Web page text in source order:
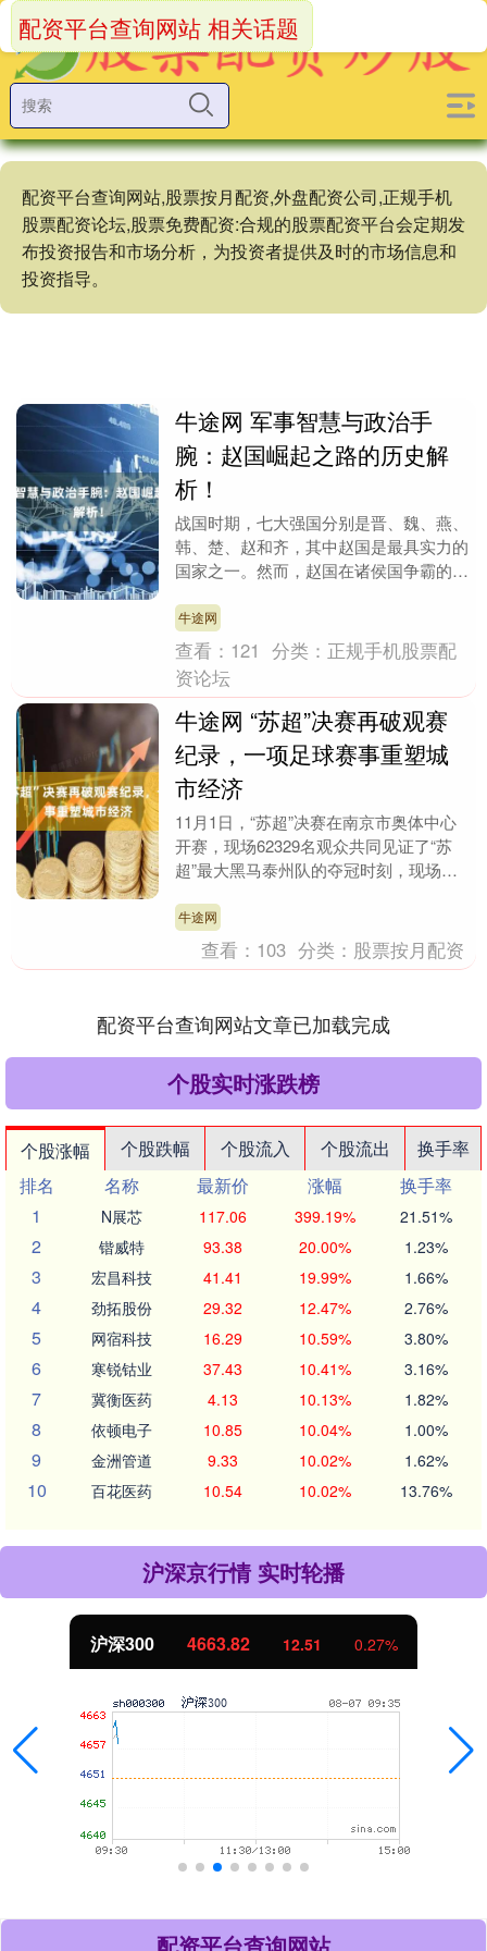
配资平台查询网站,股票按月配资,外盘配资公司,正规手机
股票配资论坛,股票免费配资:合规的股票配资平台会定期发
布投资报告和市场分析，为投资者提供及时的市场信息和
投资指导。
配资平台查询网站 相关话题
牛途网 军事智慧与政治手
腕：赵国崛起之路的历史解
析！
战国时期，七大强国分别是晋、魏、燕、
韩、楚、赵和齐，其中赵国是最具实力的
国家之一。然而，赵国在诸侯国争霸的历
那么，赵国为何能....
牛途网
查看： 121 分类： 正规手机股票配
资论坛
牛途网 “苏超”决赛再破观赛
纪录，一项足球赛事重塑城
市经济
11月1日，“苏超”决赛在南京市奥体中心
开赛，现场62329名观众共同见证了“苏
超”最大黑马泰州队的夺冠时刻，现场观
前牛途....
牛途网
查看： 103 分类： 股票按月配资
配资平台查询网站文章已加载完成
个股实时涨跌榜
个股涨幅 个股跌幅 个股流入 个股流出
换手率
排名
名称 最新价 涨幅
换手率
1
N展芯 117.06 399.19% 21.51%
2 锴威特 93.38 20.00% 1.23%
3 宏昌科技 41.41 19.99% 1.66%
4 劲拓股份 29.32 12.47% 2.76%
5 网宿科技 16.29 10.59% 3.80%
6 寒锐钴业 37.43 10.41% 3.16%
7 冀衡医药 4.13 10.13% 1.82%
8 依顿电子 10.85 10.04% 1.00%
9 金洲管道 9.33 10.02% 1.62%
10 百花医药 10.54 10.02% 13.76%
沪深京行情 实时轮播
沪深300 4663.82 12.51 0.27%